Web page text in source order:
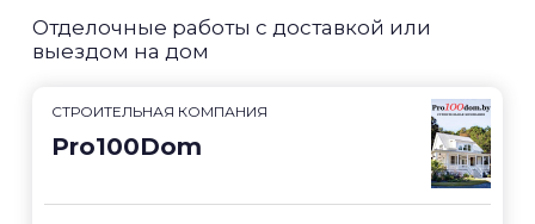
Отделочные работы с доставкой или
выездом на дом
СТРОИТЕЛЬНАЯ КОМПАНИЯ
Pro100Dom